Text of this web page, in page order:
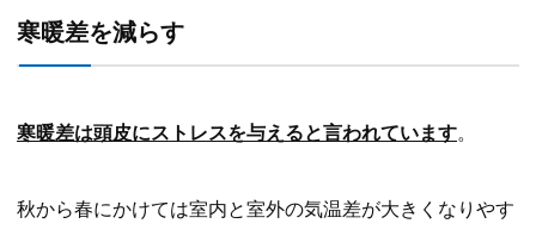
寒暖差を減らす
寒暖差は頭皮にストレスを与えると言われています。
秋から春にかけては室内と室外の気温差が大きくなりやす